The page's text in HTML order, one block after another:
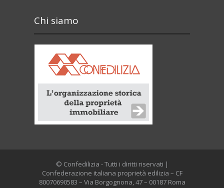
Chi siamo
© Confedilizia - Tutti i diritti riservati |
Confederazione italiana proprietà edilizia – CF
80070690583 – Via Borgognona, 47 – 00187 Roma